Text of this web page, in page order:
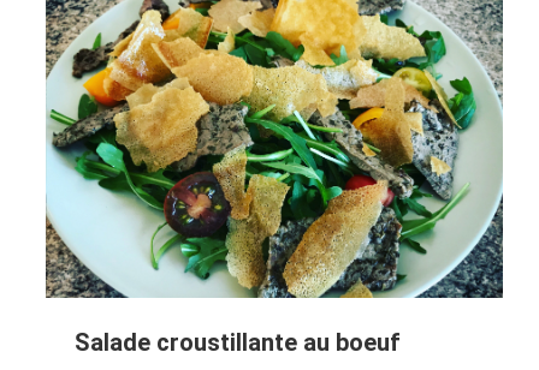
Salade croustillante au boeuf